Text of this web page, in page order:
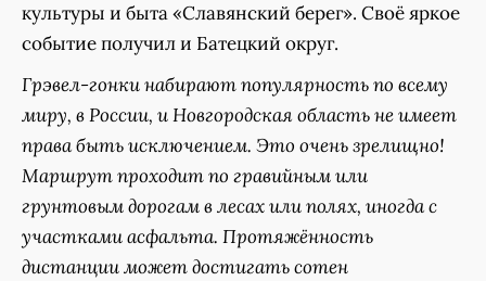
культуры и быта «Славянский берег». Своё яркое
событие получил и Батецкий округ.
Грэвел-гонки набирают популярность по всему
миру, в России, и Новгородская область не имеет
права быть исключением. Это очень зрелищно!
Маршрут проходит по гравийным или
грунтовым дорогам в лесах или полях, иногда с
участками асфальта. Протяжённость
дистанции может достигать сотен